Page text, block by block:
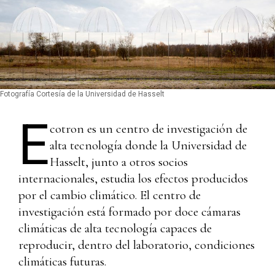
Fotografía Cortesía de la Universidad de Hasselt
Ecotron es un centro de investigación de
alta tecnología donde la Universidad de
Hasselt, junto a otros socios
internacionales, estudia los efectos producidos
por el cambio climático. El centro de
investigación está formado por doce cámaras
climáticas de alta tecnología capaces de
reproducir, dentro del laboratorio, condiciones
climáticas futuras.